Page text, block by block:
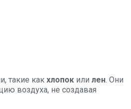
такие как хлопок или лен. Они
воздуха, не создавая